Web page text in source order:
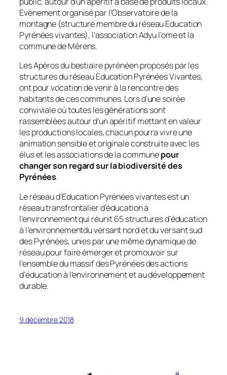
Evènement organisé par l’Observatoire de la
montagne (structure membre du réseau Education
Pyrénées vivantes), l’association Adyu l’ome et la
commune de Mérens.
Les Apéros du bestiaire pyrénéen proposés par les
structures du réseau Education Pyrénées Vivantes,
ont pour vocation de venir à la rencontre des
habitants de ces communes. Lors d’une soirée
conviviale où toutes les générations sont
rassemblées autour d’un apéritif mettant en valeur
les productions locales, chacun pourra vivre une
animation sensible et originale construite avec les
élus et les associations de la communepour
changer son regard sur la biodiversité des
Pyrénées.
Le réseau d’Education Pyrénées vivantes est un
réseau transfrontalier d’éducation à
l’environnement qui réunit 65 structures d’éducation
à l’environnementdu versant nord et du versant sud
des Pyrénées, unies par une même dynamique de
réseau pour faire émerger et promouvoir sur
l’ensemble du massif des Pyrénées des actions
d’éducation à l’environnement et au développement
durable.
9 décembre 2018